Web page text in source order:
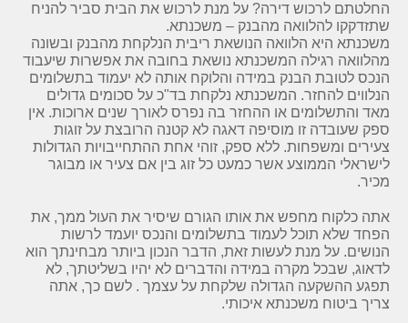
החלטתם לרכוש דירה? על מנת לרכוש את הבית סביר להניח
שתזדקקו להלוואה מהבנק – משכנתא.
משכנתא היא הלוואה הנושאת ריבית הנלקחת מהבנק ובשונה
מהלוואה רגילה המשכנתא נושאת בחובה את אפשרות שיעבוד
הנכס לטובת הבנק במידה והלוקח אותה לא יעמוד בתשלומים
הנלווים להחזר. המשכנתא נלקחת בד"כ על סכומים גדולים
מאד והתשלומים או ההחזר בה נפרס לאורך שנים ארוכות. אין
ספק שעובדה זו מוסיפה דאגה לא קטנה הרובצת על זוגות
צעירים ומשפחות. ללא ספק, זוהי אחת ההתחייבויות הגדולות
לישראלי הממוצע אשר כמעט כל זוג בין אם צעיר או מבוגר
מכיר.
אתה כלקוח מחפש את אותו הגורם שיסיר את העול ממך, את
הפחד שלא תוכל לעמוד בתשלומים והנכס יועמד לרשות
הנושים. על מנת לעשות זאת, הדבר הנכון ביותר מבחינתך הוא
לדאוג, שבכל מקרה במידה והדברים לא יהיו בשליטתך, לא
תפגע ההשקעה הגדולה שלקחת על עצמך . לשם כך, אתה
צריך ביטוח משכנתא איכותי.